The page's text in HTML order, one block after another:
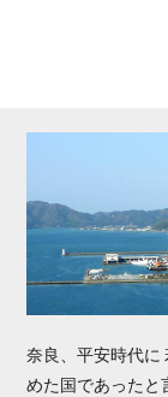
奈良、平安時代に
めた国であったと